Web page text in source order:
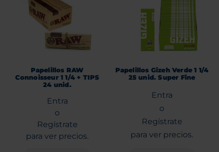
Papelillos RAW
Connoisseur 1 1/4 + TIPS
24 unid.
Entra
o
Regístrate
para ver precios.
Papelillos Gizeh Verde 1 1/4
25 unid. Super Fine
Entra
o
Regístrate
para ver precios.